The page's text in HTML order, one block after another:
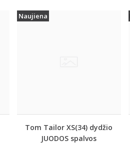
Naujiena
Tom Tailor XS(34) dydžio
JUODOS spalvos